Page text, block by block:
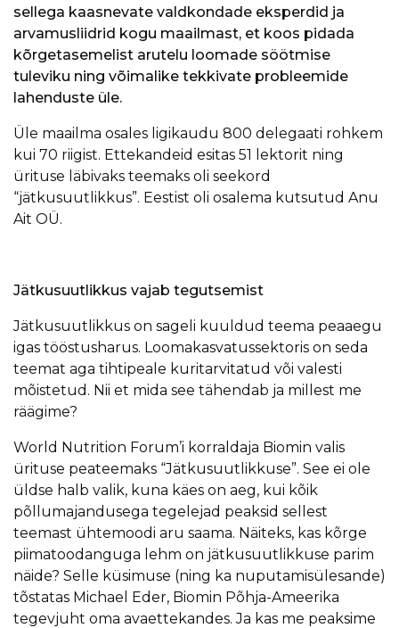
sellega kaasnevate valdkondade eksperdid ja
arvamusliidrid kogu maailmast, et koos pidada
kõrgetasemelist arutelu loomade söötmise
tuleviku ning võimalike tekkivate probleemide
lahenduste üle.
Üle maailma osales ligikaudu 800 delegaati rohkem
kui 70 riigist. Ettekandeid esitas 51 lektorit ning
ürituse läbivaks teemaks oli seekord
“jätkusuutlikkus”. Eestist oli osalema kutsutud Anu
Ait OÜ.
Jätkusuutlikkus vajab tegutsemist
Jätkusuutlikkus on sageli kuuldud teema peaaegu
igas tööstusharus. Loomakasvatussektoris on seda
teemat aga tihtipeale kuritarvitatud või valesti
mõistetud. Nii et mida see tähendab ja millest me
räägime?
World Nutrition Forum’i korraldaja Biomin valis
ürituse peateemaks “Jätkusuutlikkuse”. See ei ole
üldse halb valik, kuna käes on aeg, kui kõik
põllumajandusega tegelejad peaksid sellest
teemast ühtemoodi aru saama. Näiteks, kas kõrge
piimatoodanguga lehm on jätkusuutlikkuse parim
näide? Selle küsimuse (ning ka nuputamisülesande)
tõstatas Michael Eder, Biomin Põhja-Ameerika
tegevjuht oma avaettekandes. Ja kas me peaksime